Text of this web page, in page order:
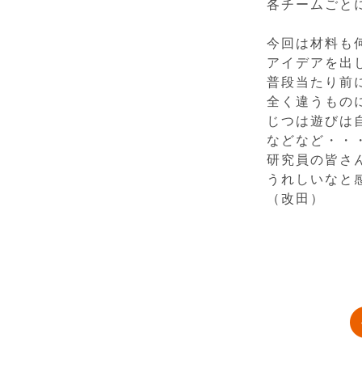
各チームごと
今回は材料も
アイデアを出
普段当たり前
全く違うもの
じつは遊びは
などなど・・
研究員の皆さ
うれしいなと
（改田）